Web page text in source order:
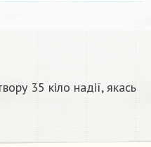
35 кіло надії, якась